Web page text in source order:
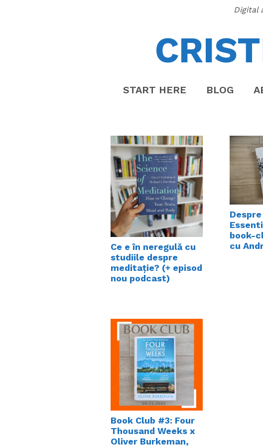
Digital
START HERE BLOG
Ce e în neregulă cu
studiile despre
meditație? (+ episod
nou podcast)
Despre
book-
cu
Book Club #3: Four
Thousand Weeks x
Oliver Burkeman,